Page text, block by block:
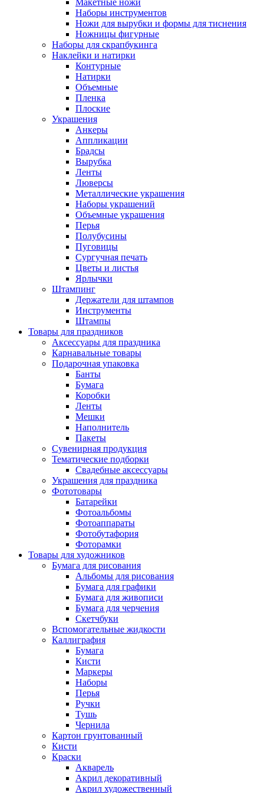
Макетные ножи
Наборы инструментов
Ножи для вырубки и формы для тиснения
Ножницы фигурные
Наборы для скрапбукинга
Наклейки и натирки
Контурные
Натирки
Объемные
Пленка
Плоские
Украшения
Анкеры
Аппликации
Брадсы
Вырубка
Ленты
Люверсы
Металлические украшения
Наборы украшений
Объемные украшения
Перья
Полубусины
Пуговицы
Сургучная печать
Цветы и листья
Ярлычки
Штампинг
Держатели для штампов
Инструменты
Штампы
Товары для праздников
Аксессуары для праздника
Карнавальные товары
Подарочная упаковка
Банты
Бумага
Коробки
Ленты
Мешки
Наполнитель
Пакеты
Сувенирная продукция
Тематические подборки
Свадебные аксессуары
Украшения для праздника
Фототовары
Батарейки
Фотоальбомы
Фотоаппараты
Фотобутафория
Фоторамки
Товары для художников
Бумага для рисования
Альбомы для рисования
Бумага для графики
Бумага для живописи
Бумага для черчения
Скетчбуки
Вспомогательные жидкости
Каллиграфия
Бумага
Кисти
Маркеры
Наборы
Перья
Ручки
Тушь
Чернила
Картон грунтованный
Кисти
Краски
Акварель
Акрил декоративный
Акрил художественный